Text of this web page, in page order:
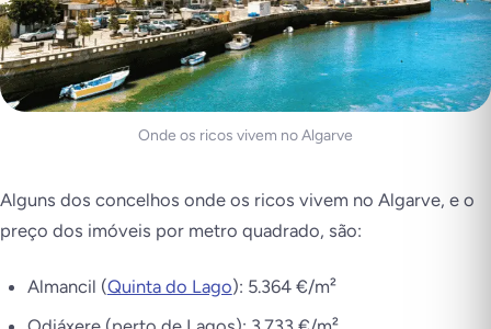
Onde os ricos vivem no Algarve
Alguns dos concelhos onde os ricos vivem no Algarve, e o
preço dos imóveis por metro quadrado, são:
Almancil (Quinta do Lago): 5.364 €/m²